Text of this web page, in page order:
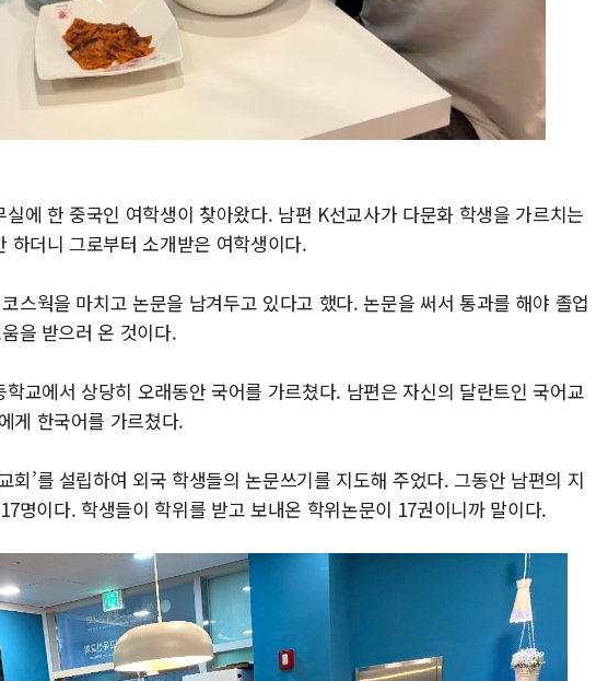
에 한 중국인 여학생이 찾아왔다. 남편 K선교사가 다문화 학생을 가르치는
하더니 그로부터 소개받은 여학생이다.
스웍을 마치고 논문을 남겨두고 있다고 했다. 논문을 써서 통과를 해야 졸업
을 받으러 온 것이다.
교에서 상당히 오래동안 국어를 가르쳤다. 남편은 자신의 달란트인 국어교
게 한국어를 가르쳤다.
회’를 설립하여 외국 학생들의 논문쓰기를 지도해 주었다. 그동안 남편의 지
명이다. 학생들이 학위를 받고 보내온 학위논문이 17권이니까 말이다.